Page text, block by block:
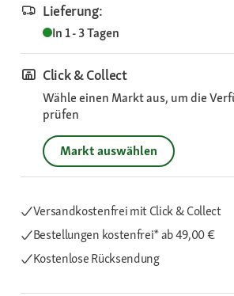
Lieferung:
In 1 - 3 Tagen
Click & Collect
Wähle einen Markt aus, um die
prüfen
Markt auswählen
Versandkostenfrei mit Click & Collect
Bestellungen kostenfrei*ab 49,00 €
Kostenlose Rücksendung